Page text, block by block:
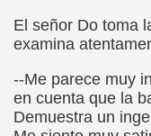
El señor Do toma
examina
--Me parece muy
en cuenta que la
Demuestra un
ajedrecistas ciegos
Martín Figueroa)
Ángel Vázquez)